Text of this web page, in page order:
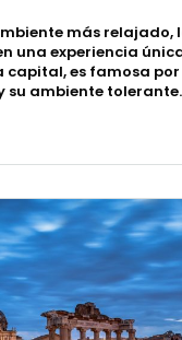
más relajado,
una experiencia
capital, es famosa por
su ambiente